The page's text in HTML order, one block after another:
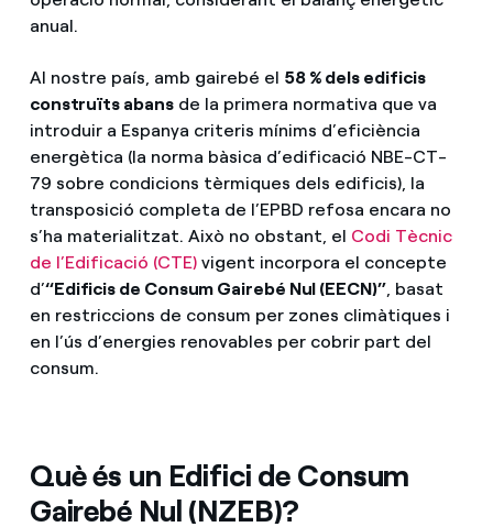
anual.
Al nostre país, amb gairebé el 58 % dels edificis
construïts abansde la primera normativa que va
introduir a Espanya criteris mínims d’eficiència
energètica (la norma bàsica d’edificació NBE-CT-
79 sobre condicions tèrmiques dels edificis), la
transposició completa de l’EPBD refosa encara no
s’ha materialitzat. Això no obstant, el Codi Tècnic
de l’Edificació (CTE)vigent incorpora el concepte
d’“Edificis de Consum Gairebé Nul (EECN)”, basat
en restriccions de consum per zones climàtiques i
en l’ús d’energies renovables per cobrir part del
consum.
Què és un Edifici de Consum
Gairebé Nul (NZEB)?